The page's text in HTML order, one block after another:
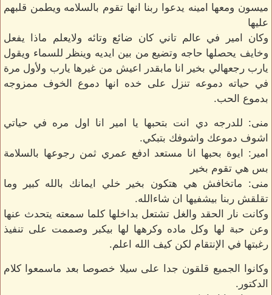
ميسون ومعها امينه يدعوا ربنا انها تقوم بالسلامه ويطمن قلبهم
عليها
وكان امير في عالم تاني كان ضائع وتائه ولايعلم ماذا يفعل
وخايف يحصلها حاجه وتضيع من بين ايديه وينظر للسماء ويقول
يارب رجعهالي بخير انا مابقدر اعيش من غيرها يارب ولأول مرة
في حياته دموعه تنزل على خده انها دموع الخوف ممزوجه
بدموع الحب.
منى: للدرجه دي انت بتحبها يا امير انا اول مره في حياتي
اشوف دموعك واشوفك بتبكي.
امير: ايوة بحبها انا مستعد ادفع عمري ثمن رجوعها بالسلامة
بس هي تقوم بخير
منى: ماتخافش هي هتكون بخير خلي ايمانك بالله كبير وما
تقلقش ربنا بيشفيها ان شاءالله.
وكانت نار الحقد والغل تشتعل بداخلها كلما سمعته يتحدث عنها
وعن حبة لها وكل ماده وكرهها لها بيكبر وصممت على تنفيذ
رغبتها في الإنتقام لكن كيف الله اعلم.
وكانوا الجميع قلقون جدا على سيلا خصوصا بعد ماسمعوا كلام
الدكتور.